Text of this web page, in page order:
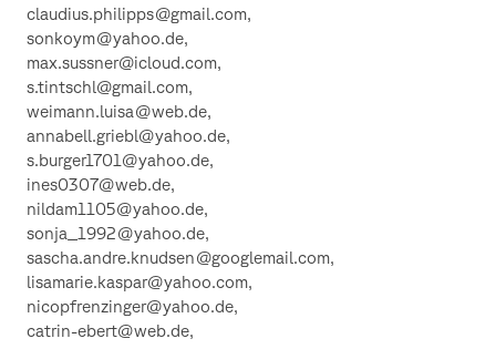
claudius.philipps@gmail.com,
sonkoym@yahoo.de,
max.sussner@icloud.com,
s.tintschl@gmail.com,
weimann.luisa@web.de,
annabell.griebl@yahoo.de,
s.burger1701@yahoo.de,
ines0307@web.de,
nildam1105@yahoo.de,
sonja_1992@yahoo.de,
sascha.andre.knudsen@googlemail.com,
lisamarie.kaspar@yahoo.com,
nicopfrenzinger@yahoo.de,
catrin-ebert@web.de,